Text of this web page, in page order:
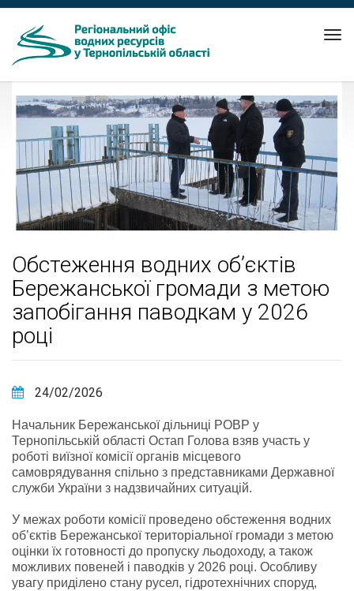
Обстеження водних об’єктів
Бережанської громади з метою
запобігання паводкам у 2026
році
24/02/2026
Начальник Бережанської дільниці РОВР у
Тернопільській області Остап Голова взяв участь у
роботі виїзної комісії органів місцевого
самоврядування спільно з представниками Державної
служби України з надзвичайних ситуацій.
У межах роботи комісії проведено обстеження водних
об’єктів Бережанської територіальної громади з метою
оцінки їх готовності до пропуску льодоходу, а також
можливих повеней і паводків у 2026 році. Особливу
увагу приділено стану русел, гідротехнічних споруд,